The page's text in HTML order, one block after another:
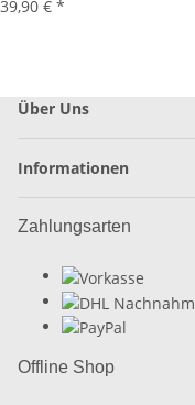
39,90 € *
Über Uns
Informationen
Zahlungsarten
Offline Shop